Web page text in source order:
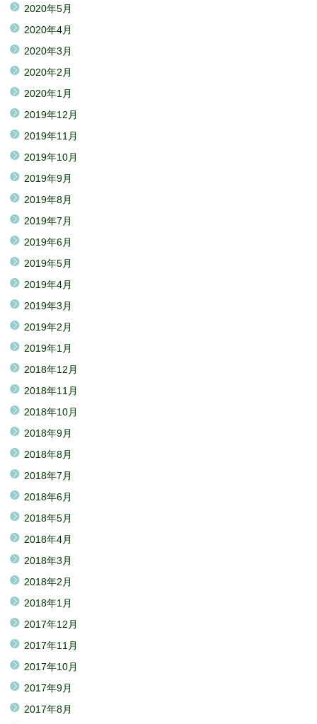
2020年5月
2020年4月
2020年3月
2020年2月
2020年1月
2019年12月
2019年11月
2019年10月
2019年9月
2019年8月
2019年7月
2019年6月
2019年5月
2019年4月
2019年3月
2019年2月
2019年1月
2018年12月
2018年11月
2018年10月
2018年9月
2018年8月
2018年7月
2018年6月
2018年5月
2018年4月
2018年3月
2018年2月
2018年1月
2017年12月
2017年11月
2017年10月
2017年9月
2017年8月